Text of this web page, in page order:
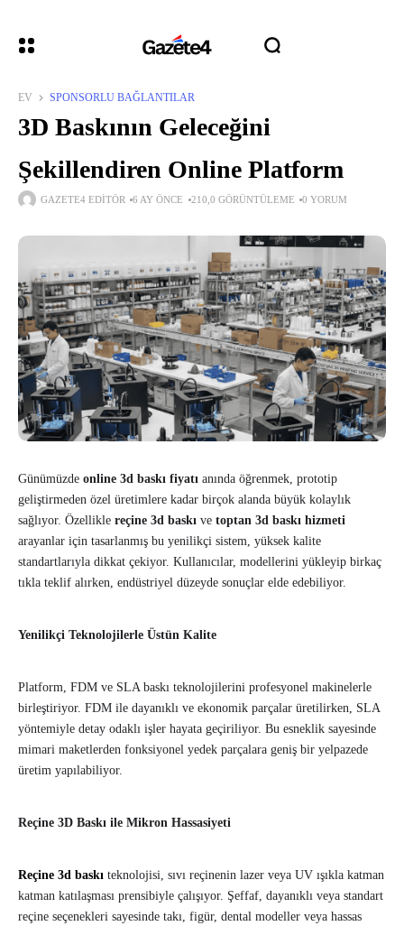
EV SPONSORLU BAĞLANTILAR
3D Baskının Geleceğini
Şekillendiren Online Platform
GAZETE4 EDITÖR 6 AY ÖNCE 210,0 GÖRÜNTÜLEME 0 YORUM
Günümüzde online 3d baskı fiyatı anında öğrenmek, prototip
geliştirmeden özel üretimlere kadar birçok alanda büyük kolaylık
sağlıyor. Özellikle reçine 3d baskı ve toptan 3d baskı hizmeti
arayanlar için tasarlanmış bu yenilikçi sistem, yüksek kalite
standartlarıyla dikkat çekiyor. Kullanıcılar, modellerini yükleyip birkaç
tıkla teklif alırken, endüstriyel düzeyde sonuçlar elde edebiliyor.
Yenilikçi Teknolojilerle Üstün Kalite
Platform, FDM ve SLA baskı teknolojilerini profesyonel makinelerle
birleştiriyor. FDM ile dayanıklı ve ekonomik parçalar üretilirken, SLA
yöntemiyle detay odaklı işler hayata geçiriliyor. Bu esneklik sayesinde
mimari maketlerden fonksiyonel yedek parçalara geniş bir yelpazede
üretim yapılabiliyor.
Reçine 3D Baskı ile Mikron Hassasiyeti
Reçine 3d baskı teknolojisi, sıvı reçinenin lazer veya UV ışıkla katman
katman katılaşması prensibiyle çalışıyor. Şeffaf, dayanıklı veya standart
reçine seçenekleri sayesinde takı, figür, dental modeller veya hassas